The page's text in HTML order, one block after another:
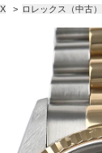
> ロレックス（中古）